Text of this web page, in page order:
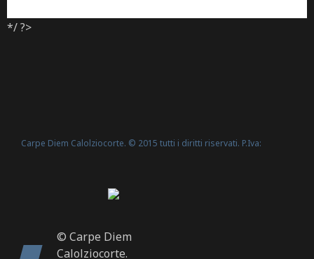
*/ ?>
Carpe Diem Calolziocorte. © 2015 tutti i diritti riservati. P.Iva:
© Carpe Diem
Calolziocorte.